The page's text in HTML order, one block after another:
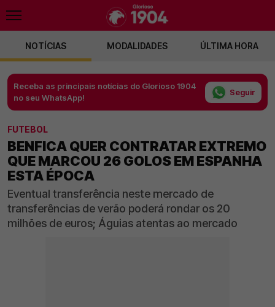
NOTÍCIAS MODALIDADES ÚLTIMA HORA
Receba as principais notícias do Glorioso 1904
no seu WhatsApp!
Seguir
FUTEBOL
BENFICA QUER CONTRATAR EXTREMO
QUE MARCOU 26 GOLOS EM ESPANHA
ESTA ÉPOCA
Eventual transferência neste mercado de
transferências de verão poderá rondar os 20
milhões de euros; Águias atentas ao mercado